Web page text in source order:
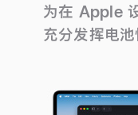
为在 Apple
充分发挥电池